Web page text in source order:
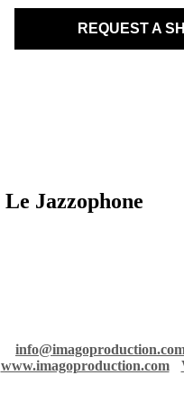
REQUEST A
Le Jazzophone
www.imagoproduction.com-